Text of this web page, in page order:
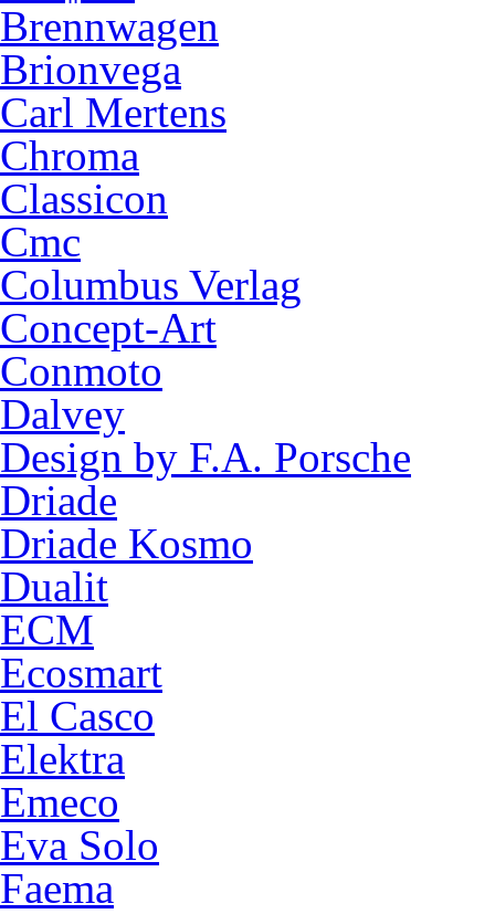
Brennwagen
Brionvega
Carl Mertens
Chroma
Classicon
Cmc
Columbus Verlag
Concept-Art
Conmoto
Dalvey
Design by F.A. Porsche
Driade
Driade Kosmo
Dualit
ECM
Ecosmart
El Casco
Elektra
Emeco
Eva Solo
Faema